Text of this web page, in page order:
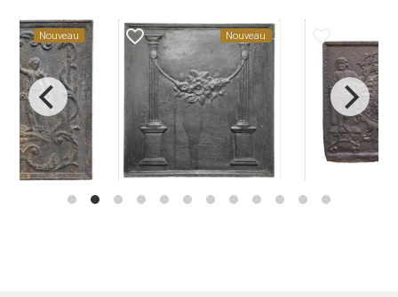
favorite_border Nouveau favorite_border